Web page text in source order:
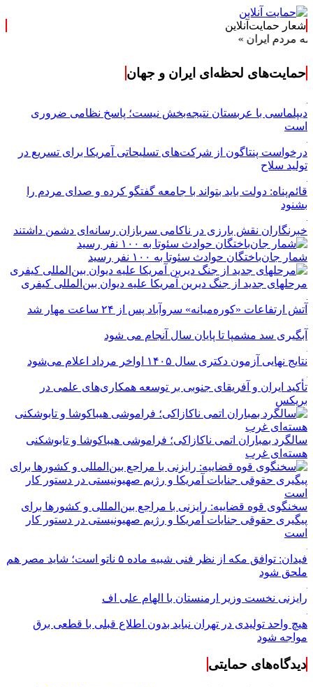
شعار حمایت‌آنلاین
»
حمایت‌های لحظه‌ای ایران و جهان
دیپلماسی با عربستان نتیجه‌بخش نیست؛ پاسخ نظامی ضروری
است
درخواست پنتاگون از شرکت‌های تسلیحاتی آمریکا برای تسریع در
تولید سلاح
قائم‌پناه: دولت باید بتواند با جامعه گفتگو کرده و صدای مردم را
بشنود
خبرنگاران نقش بارزی در ناکامی سربازان رسانه‌ای دشمن داشتند
شمار جان‌باختگان حوادث سئوتا به ۱۰۰ نفر رسید
مرحله‎ای جدید از جنگ دیرین آمریکا علیه دیوان بین‌المللی کیفری
آتش ارتفاعات «کوره‌میانه» سروآباد پس از ۲۴ ساعت مهار شد
آبگیری سد مشمپا تا پایان سال آنجام می شود
نتایج نهایی آزمون دکتری سال ۱۴۰۵ اواخر مرداد اعلام می‌شود
تأکید ایران و آفریقای جنوبی بر توسعه همکاری‌های علمی در
بریکس
سالگرد بمباران اتمی ناکازاکی؛ فراموشی هیباکوشا و تابوشکنی
هسته‌ای غرب
سخنگوی قوه قضاییه: رایزنی‌ با مراجع بین‌المللی و کشور‌ها برای
پیگیری حقوقی جنایات آمریکا و رژیم صهیونیستی در دستور کار
است
فیدان: توافق مکه از نظر فنی شبیه ماده ۵ ناتو است؛ شاید مصر هم
ملحق شود
رایزنی نخست وزیر ارمنستان با الهام علی اف
هیچ واحد تولیدی در تهران نباید بدون اطلاع قبلی با قطعی برق
مواجه شود
دیدگاه‌های حمایتی